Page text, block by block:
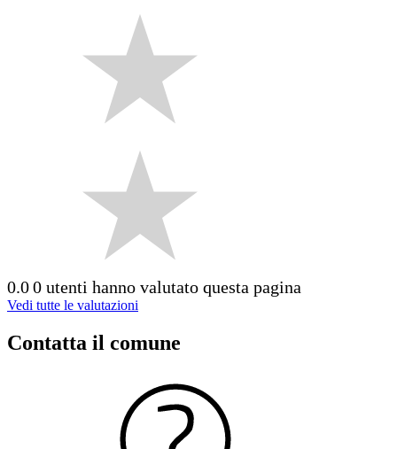
0.00 utenti hanno valutato questa pagina
Vedi tutte le valutazioni
Contatta il comune